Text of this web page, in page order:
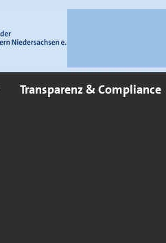
Transparenz & Compliance